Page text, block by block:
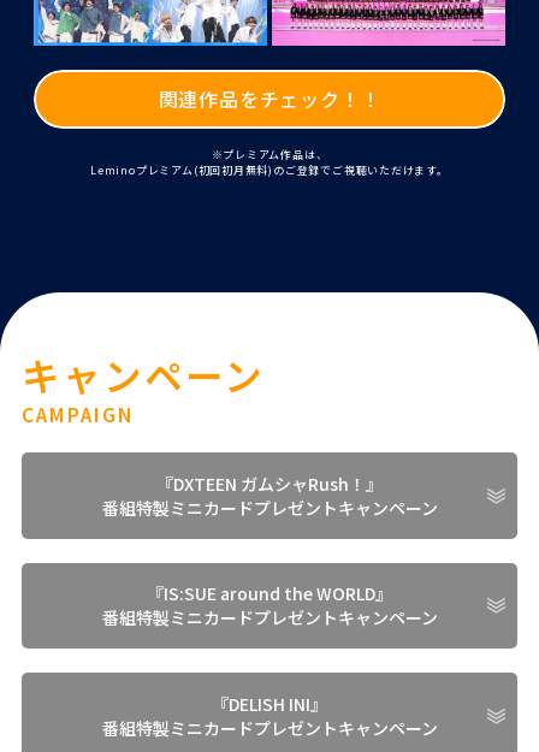
関連作品をチェック！！
※プレミアム作品は、
Leminoプレミアム(初回初月無料)のご登録でご視聴いただけます。
キャンペーン
CAMPAIGN
『DXTEEN ガムシャRush！』
番組特製ミニカードプレゼントキャンペーン
『IS:SUE around the WORLD』
番組特製ミニカードプレゼントキャンペーン
『DELISH INI』
番組特製ミニカードプレゼントキャンペーン